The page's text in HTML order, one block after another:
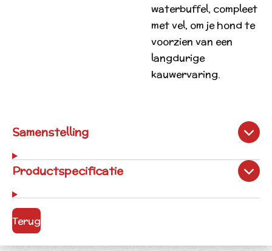
waterbuffel, compleet
met vel, om je hond te
voorzien van een
langdurige
kauwervaring.
Samenstelling
Productspecificatie
Terug